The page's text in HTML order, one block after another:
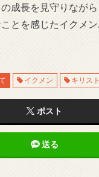
成長を見守りながら
とを感じたイクメン
イクメン キリス
ポスト
送る